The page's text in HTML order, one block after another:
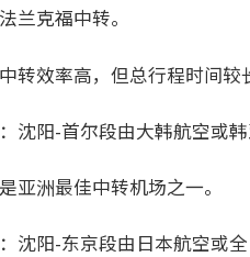
兰克福中转。
转效率高，但总行程时间较
沈阳-首尔段由大韩航空或
亚洲最佳中转机场之一。
沈阳-东京段由日本航空或